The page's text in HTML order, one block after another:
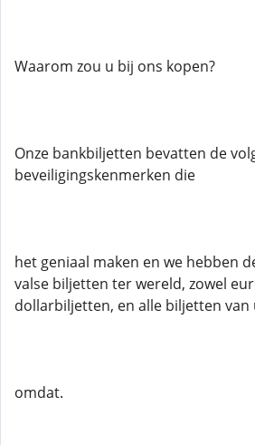
Waarom zou u bij ons kopen?
Onze bankbiljetten bevatten de
beveiligingskenmerken die
het geniaal maken en we hebben
valse biljetten ter wereld, zowel
dollarbiljetten, en alle biljetten van
omdat.